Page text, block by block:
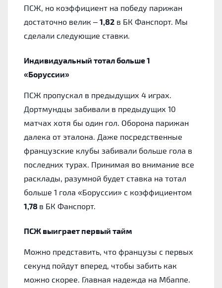
ПСЖ, но коэффициент на победу парижан
достаточно велик – 1,82 в БК Фанспорт. Мы
сделали следующие ставки.
Индивидуальный тотал больше 1
«Боруссии»
ПСЖ пропускал в предыдущих 4 играх.
Дортмундцы забивали в предыдущих 10
матчах хотя бы один гол. Оборона парижан
далека от эталона. Даже посредственные
французские клубы забивали больше гола в
последних турах. Принимая во внимание все
расклады, разумной будет ставка на тотал
больше 1 гола «Боруссии» с коэффициентом
1,78 в БК Фанспорт.
ПСЖ выиграет первый тайм
Можно представить, что французы с первых
секунд пойдут вперед, чтобы забить как
можно скорее. Главная надежда на Мбаппе.